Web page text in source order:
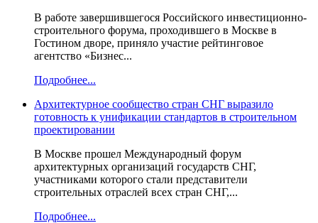
В работе завершившегося Российского инвестиционно-
строительного форума, проходившего в Москве в
Гостином дворе, приняло участие рейтинговое
агентство «Бизнес...
Подробнее...
Архитектурное сообщество стран СНГ выразило
готовность к унификации стандартов в строительном
проектировании
В Москве прошел Международный форум
архитектурных организаций государств СНГ,
участниками которого стали представители
строительных отраслей всех стран СНГ,...
Подробнее...